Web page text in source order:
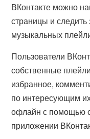
ВКонтакте можно
страницы и
музыкальных
Пользователи
собственные
избранное,
по интересующим
офлайн с помощью
приложении